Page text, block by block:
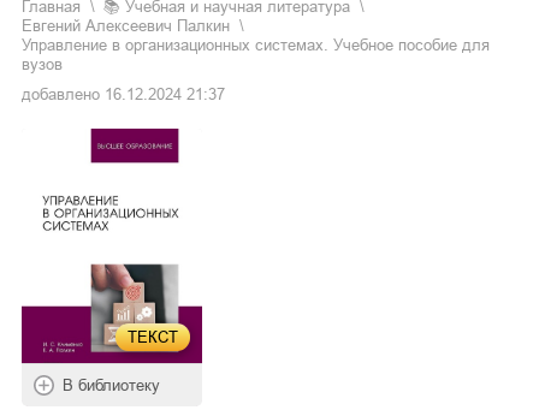
Главная 📚
учебная и научная литература
Евгений Алексеевич Палкин
Управление в организационных системах. Учебное пособие для
вузов
добавлено 16.12.2024 21:37
ТЕКСТ
В библиотеку